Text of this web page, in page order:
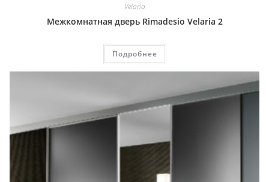
Velaria
Межкомнатная дверь Rimadesio Velaria 2
Подробнее